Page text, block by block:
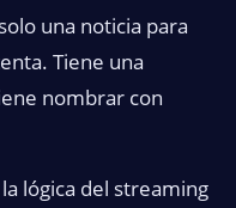
una noticia para
Tiene una
nombrar con
lógica del streaming